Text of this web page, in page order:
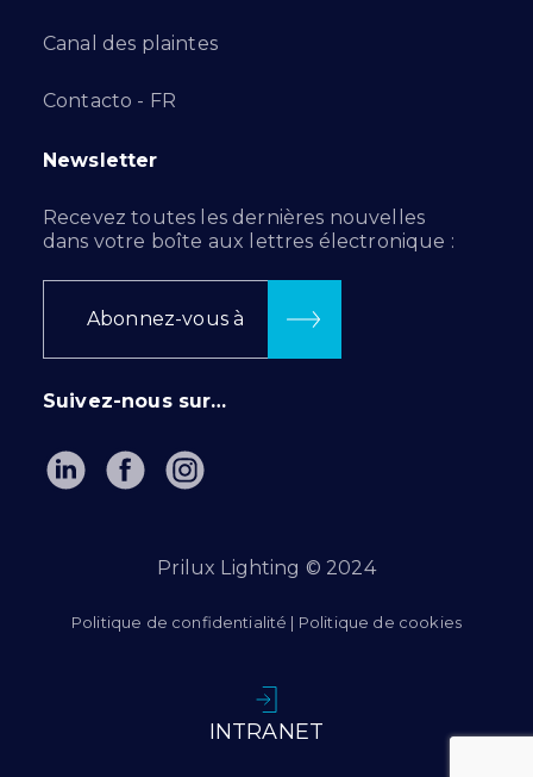
Canal des plaintes
Contacto - FR
Newsletter
Recevez toutes les dernières nouvelles
dans votre boîte aux lettres électronique :
Abonnez-vous à
Suivez-nous sur…
Prilux Lighting © 2024
Politique de confidentialité | Politique de cookies
INTRANET